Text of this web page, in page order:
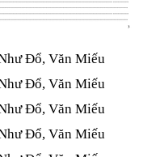
Đổ, Văn Miếu​​​​
Đổ, Văn Miếu​​​​
Đổ, Văn Miếu​​​​
Đổ, Văn Miếu​​​​